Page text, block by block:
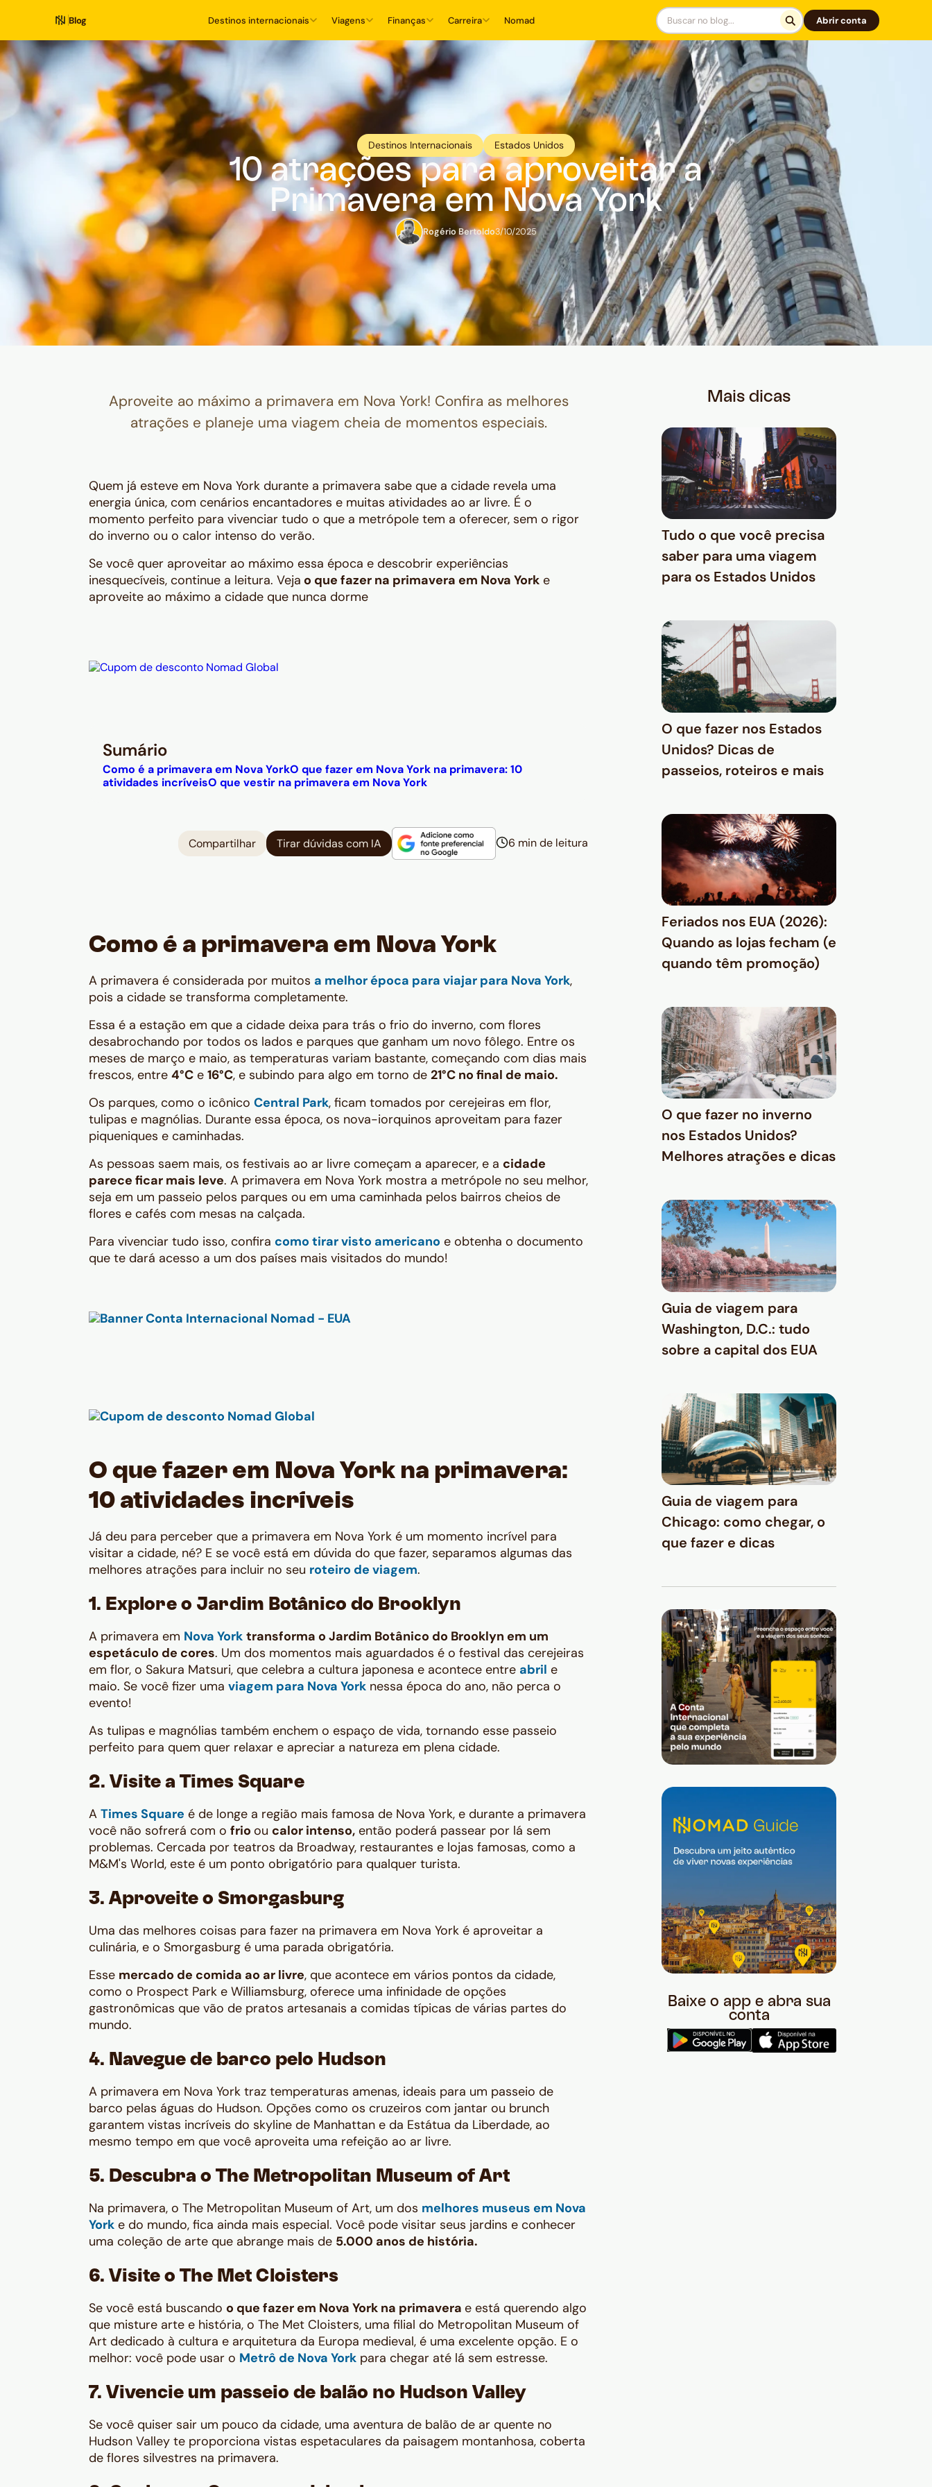
Blog Destinos internacionais Viagens Finanças Carreira Nomad Abrir conta
Destinos Internacionais Estados Unidos
10 atrações para aproveitar a
Primavera em Nova York
Rogério Bertoldo3/10/2025
Aproveite ao máximo a primavera em Nova York! Confira as melhores
atrações e planeje uma viagem cheia de momentos especiais.
Quem já esteve em Nova York durante a primavera sabe que a cidade revela uma
energia única, com cenários encantadores e muitas atividades ao ar livre. É o
momento perfeito para vivenciar tudo o que a metrópole tem a oferecer, sem o rigor
do inverno ou o calor intenso do verão.
Se você quer aproveitar ao máximo essa época e descobrir experiências
inesquecíveis, continue a leitura. Veja o que fazer na primavera em Nova York e
aproveite ao máximo a cidade que nunca dorme
Sumário
Como é a primavera em Nova YorkO que fazer em Nova York na primavera: 10
atividades incríveisO que vestir na primavera em Nova York
Compartilhar Tirar dúvidas com IA 6 min de leitura
Como é a primavera em Nova York
A primavera é considerada por muitos a melhor época para viajar para Nova York,
pois a cidade se transforma completamente.
Essa é a estação em que a cidade deixa para trás o frio do inverno, com flores
desabrochando por todos os lados e parques que ganham um novo fôlego. Entre os
meses de março e maio, as temperaturas variam bastante, começando com dias mais
frescos, entre 4°C e 16°C, e subindo para algo em torno de 21°C no final de maio​.
Os parques, como o icônico Central Park, ficam tomados por cerejeiras em flor,
tulipas e magnólias. Durante essa época, os nova-iorquinos aproveitam para fazer
piqueniques e caminhadas.
As pessoas saem mais, os festivais ao ar livre começam a aparecer, e a cidade
parece ficar mais leve. A primavera em Nova York mostra a metrópole no seu melhor,
seja em um passeio pelos parques ou em uma caminhada pelos bairros cheios de
flores e cafés com mesas na calçada.
Para vivenciar tudo isso, confira como tirar visto americano e obtenha o documento
que te dará acesso a um dos países mais visitados do mundo!
O que fazer em Nova York na primavera:
10 atividades incríveis
Já deu para perceber que a primavera em Nova York é um momento incrível para
visitar a cidade, né? E se você está em dúvida do que fazer, separamos algumas das
melhores atrações para incluir no seu roteiro de viagem.
1. Explore o Jardim Botânico do Brooklyn
A primavera em Nova York transforma o Jardim Botânico do Brooklyn em um
espetáculo de cores. Um dos momentos mais aguardados é o festival das cerejeiras
em flor, o Sakura Matsuri, que celebra a cultura japonesa e acontece entre abril e
maio. Se você fizer uma viagem para Nova York nessa época do ano, não perca o
evento!
As tulipas e magnólias também enchem o espaço de vida, tornando esse passeio
perfeito para quem quer relaxar e apreciar a natureza em plena cidade​.
2. Visite a Times Square
A Times Square é de longe a região mais famosa de Nova York, e durante a primavera
você não sofrerá com o frio ou calor intenso, então poderá passear por lá sem
problemas. Cercada por teatros da Broadway, restaurantes e lojas famosas, como a
M&M's World, este é um ponto obrigatório para qualquer turista.
3. Aproveite o Smorgasburg
Uma das melhores coisas para fazer na primavera em Nova York é aproveitar a
culinária, e o Smorgasburg é uma parada obrigatória.
Esse mercado de comida ao ar livre, que acontece em vários pontos da cidade,
como o Prospect Park e Williamsburg, oferece uma infinidade de opções
gastronômicas que vão de pratos artesanais a comidas típicas de várias partes do
mundo.
4. Navegue de barco pelo Hudson
A primavera em Nova York traz temperaturas amenas, ideais para um passeio de
barco pelas águas do Hudson. Opções como os cruzeiros com jantar ou brunch
garantem vistas incríveis do skyline de Manhattan e da Estátua da Liberdade, ao
mesmo tempo em que você aproveita uma refeição ao ar livre.
5. Descubra o The Metropolitan Museum of Art
Na primavera, o The Metropolitan Museum of Art, um dos melhores museus em Nova
York e do mundo, fica ainda mais especial. Você pode visitar seus jardins e conhecer
uma coleção de arte que abrange mais de 5.000 anos de história.
6. Visite o The Met Cloisters
Se você está buscando o que fazer em Nova York na primavera e está querendo algo
que misture arte e história, o The Met Cloisters, uma filial do Metropolitan Museum of
Art dedicado à cultura e arquitetura da Europa medieval, é uma excelente opção. E o
melhor: você pode usar o Metrô de Nova York para chegar até lá sem estresse.
7. Vivencie um passeio de balão no Hudson Valley
Se você quiser sair um pouco da cidade, uma aventura de balão de ar quente no
Hudson Valley te proporciona vistas espetaculares da paisagem montanhosa, coberta
de flores silvestres na primavera.
Mais dicas
Tudo o que você precisa
saber para uma viagem
para os Estados Unidos
O que fazer nos Estados
Unidos? Dicas de
passeios, roteiros e mais
Feriados nos EUA (2026):
Quando as lojas fecham (e
quando têm promoção)
O que fazer no inverno
nos Estados Unidos?
Melhores atrações e dicas
Guia de viagem para
Washington, D.C.: tudo
sobre a capital dos EUA
Guia de viagem para
Chicago: como chegar, o
que fazer e dicas
Baixe o app e abra sua
conta